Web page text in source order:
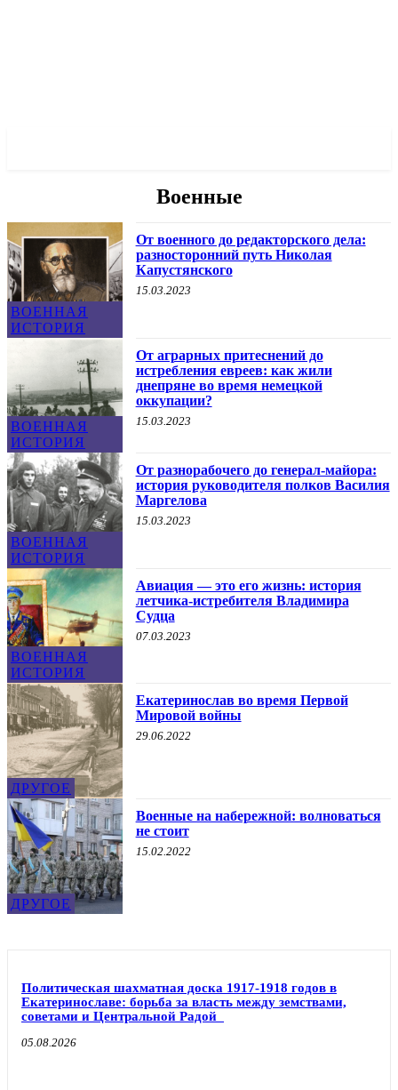
Военные
ВОЕННАЯ
ИСТОРИЯ
От военного до редакторского дела:
разносторонний путь Николая
Капустянского
15.03.2023
ВОЕННАЯ
ИСТОРИЯ
От аграрных притеснений до
истребления евреев: как жили
днепряне во время немецкой
оккупации?
15.03.2023
ВОЕННАЯ
ИСТОРИЯ
От разнорабочего до генерал-майора:
история руководителя полков Василия
Маргелова
15.03.2023
ВОЕННАЯ
ИСТОРИЯ
Авиация — это его жизнь: история
летчика-истребителя Владимира
Судца
07.03.2023
ДРУГОЕ
Екатеринослав во время Первой
Мировой войны
29.06.2022
ДРУГОЕ
Военные на набережной: волноваться
не стоит
15.02.2022
Политическая шахматная доска 1917-1918 годов в
Екатеринославе: борьба за власть между земствами,
советами и Центральной Радой
05.08.2026